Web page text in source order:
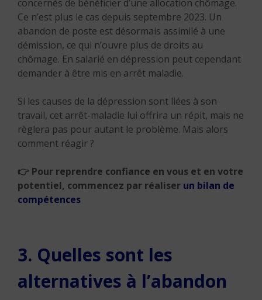
concernés de bénéficier d’une allocation chômage.
Ce n’est plus le cas depuis septembre 2023. Un
abandon de poste est désormais assimilé à une
démission, ce qui n’ouvre plus de droits au
chômage. En salarié en dépression peut cependant
demander à être mis en arrêt maladie.
Si les causes de la dépression sont liées à son
travail, cet arrêt-maladie lui offrira un répit, mais ne
règlera pas pour autant le problème. Mais alors
comment réagir ?
👉 Pour reprendre confiance en vous et en votre
potentiel, commencez par réaliser un bilan de
compétences
3. Quelles sont les
alternatives à l’abandon